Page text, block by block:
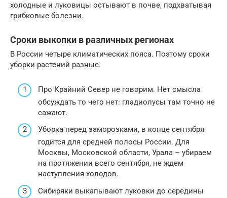
холодные и луковицы остывают в почве, подхватывая
грибковые болезни.
Сроки выкопки в различных регионах
В России четыре климатических пояса. Поэтому сроки
уборки растений разные.
Про Крайний Север не говорим. Нет смысла
обсуждать то чего нет: гладиолусы там точно не
сажают.
Уборка перед заморозками, в конце сентября
годится для средней полосы России. Для
Москвы, Московской области, Урала – убираем
на протяжении всего сентября, не ждем
наступления холодов.
Сибиряки выкапывают луковки до середины